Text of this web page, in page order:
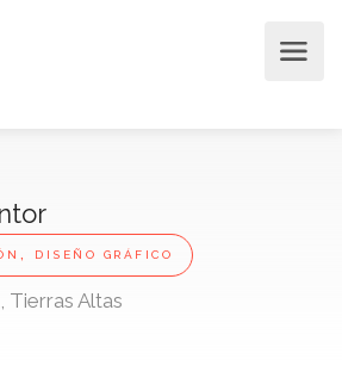
, DISEÑO GRÁFICO
Tierras Altas